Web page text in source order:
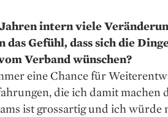
intern viele
Gefühl, dass sich die
Verband wünschen?
eine Chance für
die ich damit machen
ist gross­artig und ich würde